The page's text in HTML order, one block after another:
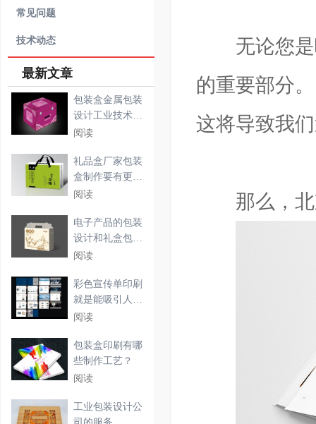
无论您是
的重要部分
这将导致我
那么，北
常见问题
技术动态
最新文章
包装盒金属包装
设计工业技术的
需求
阅读
礼品盒厂家包装
盒制作要有更多
的内
阅读
电子产品的包装
设计和礼盒包装
设计
阅读
彩色宣传单印刷
就是能吸引人的
眼光
阅读
包装盒印刷有哪
些制作工艺？
阅读
工业包装设计公